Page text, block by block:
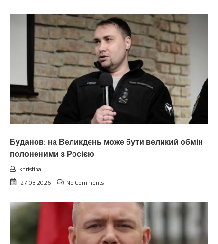
Буданов: на Великдень може бути великий обмін
полоненими з Росією
khristina
27.03.2026
No Comments